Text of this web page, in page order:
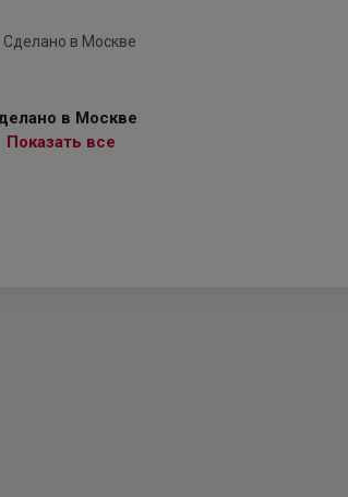
в Москве
Показать все